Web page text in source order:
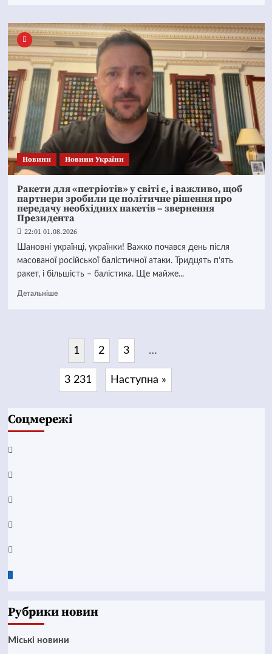
Новини Новини України
Ракети для «петріотів» у світі є, і важливо, щоб
партнери зробили це політичне рішення про
передачу необхідних пакетів – звернення
Президента
22:01 01.08.2026
Шановні українці, українки! Важко почався день після
масованої російської балістичної атаки. Тридцять п’ять
ракет, і більшість – балістика. Ще майже...
Детальніше
1 2 3 …
3 231 Наступна »
Соцмережі
Facebook
YouTube
Telegram
Instagram
Twitter
Google
Рубрики новин
Mіські новини